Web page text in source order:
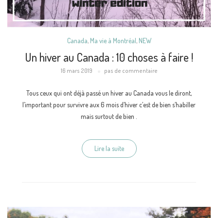
Canada, Ma vie à Montréal, NEW
Un hiver au Canada : 10 choses à faire !
16 mars 2019 pas de commentaire
Tous ceux qui ont déjà passé un hiver au Canada vous le diront,
l’important pour survivre aux 6 mois d’hiver c’est de bien s’habiller
mais surtout de bien .
Lire la suite